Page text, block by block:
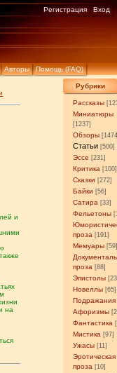
Авторы Помощь (FAQ)
Регистрация Вход
Рубрики
Рассказы
Миниатюры
[1237]
Обзоры
Статьи [500]
Эссе [231]
Критика [100]
Сказки [272]
Байки [56]
Сатира [33]
Фельетоны
проза [191]
Мемуары
проза [88]
Эпистолы
Новеллы [65]
Подражания
Афоризмы
Фантастика
Мистика [97]
Ужасы [11]
Эротическая
проза [10]
и
на